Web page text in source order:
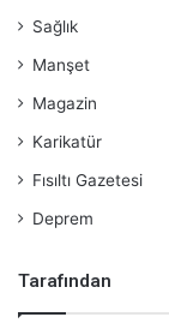
Sağlık
Manşet
Magazin
Karikatür
Fısıltı Gazetesi
Deprem
Tarafından